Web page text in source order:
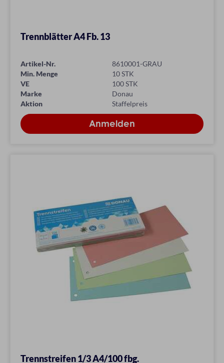
Trennblätter A4 Fb. 13
Artikel-Nr.
8610001-GRAU
Min. Menge
10 STK
VE
100 STK
Marke
Donau
Aktion
Staffelpreis
Trennstreifen 1/3 A4/100 fbg.